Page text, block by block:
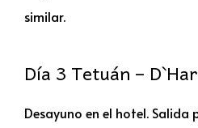
similar.
Día 3 Tetuán –
Desayuno en el hotel.